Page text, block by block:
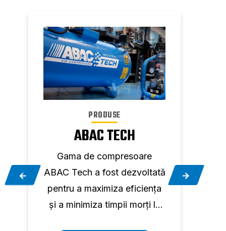
PRODUSE
ABAC TECH
Gama de compresoare
ABAC Tech a fost dezvoltată
pentru a maximiza eficiența
și a minimiza timpii morți la